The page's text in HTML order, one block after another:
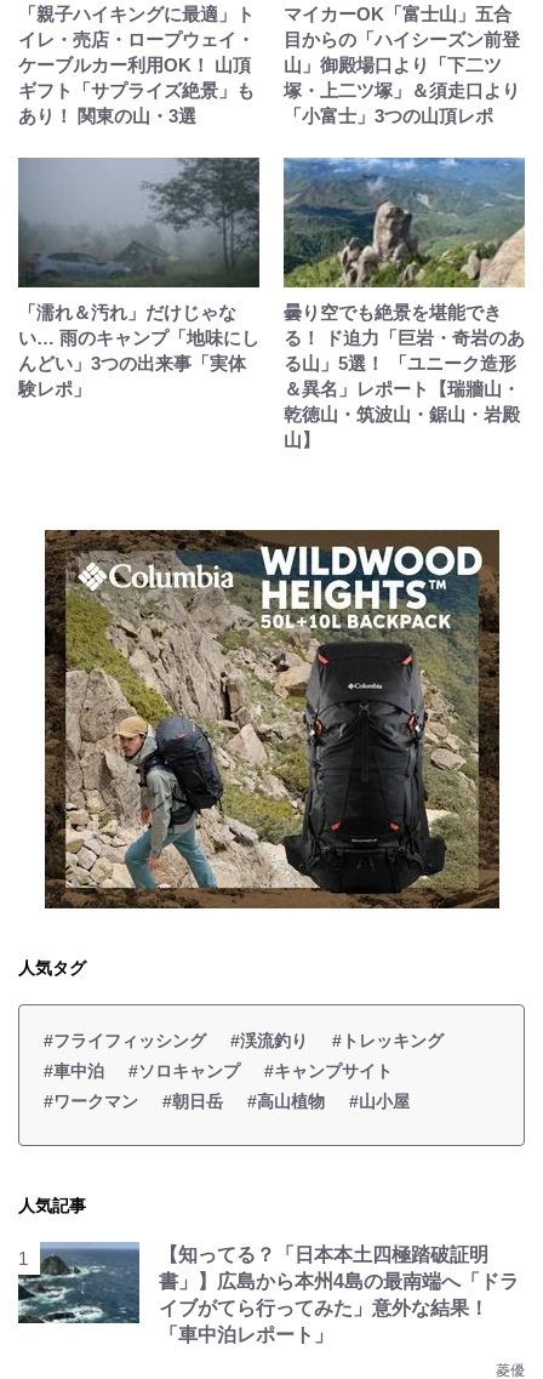
「親子ハイキングに最適」ト
イレ・売店・ロープウェイ・
ケーブルカー利用OK！ 山頂
ギフト「サプライズ絶景」も
あり！ 関東の山・3選
マイカーOK「富士山」五合
目からの「ハイシーズン前登
山」御殿場口より「下二ツ
塚・上二ツ塚」＆須走口より
「小富士」3つの山頂レポ
「濡れ＆汚れ」だけじゃな
い… 雨のキャンプ「地味にし
んどい」3つの出来事「実体
験レポ」
曇り空でも絶景を堪能でき
る！ ド迫力「巨岩・奇岩のあ
る山」5選！ 「ユニーク造形
＆異名」レポート【瑞牆山・
乾徳山・筑波山・鋸山・岩殿
山】
人気タグ
#フライフィッシング #渓流釣り
#トレッキング
#車中泊
#ソロキャンプ
#キャンプサイト
#ワークマン
#朝日岳 #高山植物 #山小屋
人気記事
【知ってる？「日本本土四極踏破証明
書」】広島から本州4島の最南端へ「ドラ
イブがてら行ってみた」意外な結果！
「車中泊レポート」
菱優